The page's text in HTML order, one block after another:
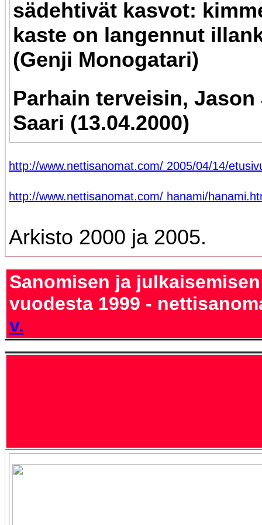
sädehtivät kasvot:
kaste on langennut
(Genji Monogatari)
Parhain terveisin, Jason
Saari (13.04.2000)
http://www.nettisanomat.com/ 2005/04/14/
http://www.nettisanomat.com/ hanami/
Arkisto 2000 ja 2005.
Sanomisen ja
vuodesta 1999 -
v.